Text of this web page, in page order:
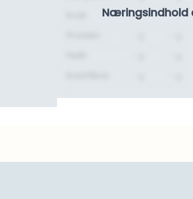
Næringsindhold
-
-